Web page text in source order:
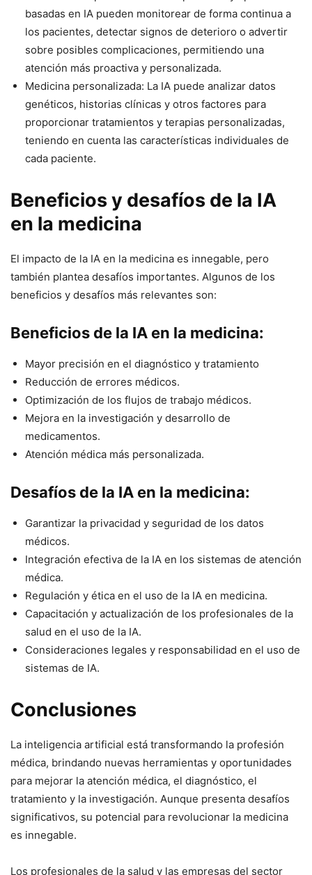
basadas en IA pueden monitorear de forma continua a
los pacientes, detectar signos de deterioro o advertir
sobre posibles complicaciones, permitiendo una
atención más proactiva y personalizada.
Medicina personalizada: La IA puede analizar datos
genéticos, historias clínicas y otros factores para
proporcionar tratamientos y terapias personalizadas,
teniendo en cuenta las características individuales de
cada paciente.
Beneficios y desafíos de la IA
en la medicina
El impacto de la IA en la medicina es innegable, pero
también plantea desafíos importantes. Algunos de los
beneficios y desafíos más relevantes son:
Beneficios de la IA en la medicina:
Mayor precisión en el diagnóstico y tratamiento
Reducción de errores médicos.
Optimización de los flujos de trabajo médicos.
Mejora en la investigación y desarrollo de
medicamentos.
Atención médica más personalizada.
Desafíos de la IA en la medicina:
Garantizar la privacidad y seguridad de los datos
médicos.
Integración efectiva de la IA en los sistemas de atención
médica.
Regulación y ética en el uso de la IA en medicina.
Capacitación y actualización de los profesionales de la
salud en el uso de la IA.
Consideraciones legales y responsabilidad en el uso de
sistemas de IA.
Conclusiones
La inteligencia artificial está transformando la profesión
médica, brindando nuevas herramientas y oportunidades
para mejorar la atención médica, el diagnóstico, el
tratamiento y la investigación. Aunque presenta desafíos
significativos, su potencial para revolucionar la medicina
es innegable.
Los profesionales de la salud y las empresas del sector